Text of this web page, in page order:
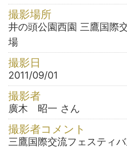
撮影場所
井の頭公園西園 三鷹国際
場
撮影日
2011/09/01
撮影者
廣木 昭一 さん
撮影者コメント
三鷹国際交流フェスティ